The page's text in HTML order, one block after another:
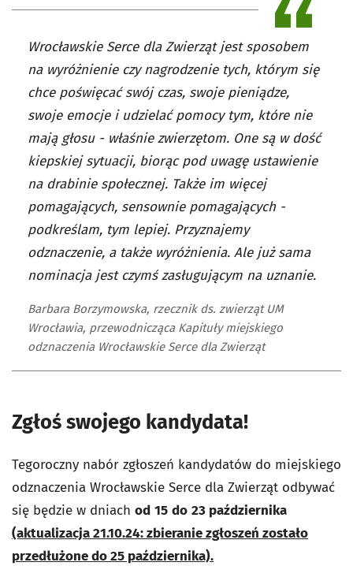
Wrocławskie Serce dla Zwierząt jest sposobem
na wyróżnienie czy nagrodzenie tych, którym się
chce poświęcać swój czas, swoje pieniądze,
swoje emocje i udzielać pomocy tym, które nie
mają głosu - właśnie zwierzętom. One są w dość
kiepskiej sytuacji, biorąc pod uwagę ustawienie
na drabinie społecznej. Także im więcej
pomagających, sensownie pomagających -
podkreślam, tym lepiej. Przyznajemy
odznaczenie, a także wyróżnienia. Ale już sama
nominacja jest czymś zasługującym na uznanie.
Barbara Borzymowska, rzecznik ds. zwierząt UM
Wrocławia, przewodnicząca Kapituły miejskiego
odznaczenia Wrocławskie Serce dla Zwierząt
Zgłoś swojego kandydata!
Tegoroczny nabór zgłoszeń kandydatów do miejskiego
odznaczenia Wrocławskie Serce dla Zwierząt odbywać
się będzie w dniach od 15 do 23 października
(aktualizacja 21.10.24: zbieranie zgłoszeń zostało
przedłużone do 25 października).